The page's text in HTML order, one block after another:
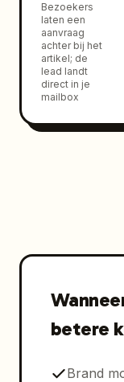
Bezoekers
laten een
aanvraag
achter bij het
artikel; de
lead landt
direct in je
mailbox
betere
Brand